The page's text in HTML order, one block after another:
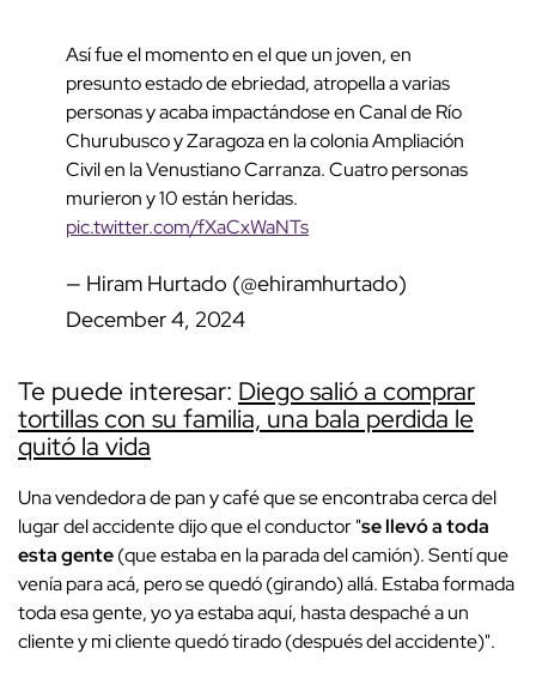
Así fue el momento en el que un joven, en
presunto estado de ebriedad, atropella a varias
personas y acaba impactándose en Canal de Río
Churubusco y Zaragoza en la colonia Ampliación
Civil en la Venustiano Carranza. Cuatro personas
murieron y 10 están heridas.
pic.twitter.com/fXaCxWaNTs
— Hiram Hurtado (@ehiramhurtado)
December 4, 2024
Te puede interesar: Diego salió a comprar
tortillas con su familia, una bala perdida le
quitó la vida
Una vendedora de pan y café que se encontraba cerca del
lugar del accidente dijo que el conductor "se llevó a toda
esta gente(que estaba en la parada del camión). Sentí que
venía para acá, pero se quedó (girando) allá. Estaba formada
toda esa gente, yo ya estaba aquí, hasta despaché a un
cliente y mi cliente quedó tirado (después del accidente)".